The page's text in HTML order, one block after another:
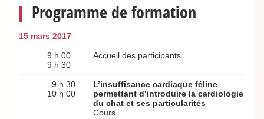
Programme de formation
15 mars 2017
9 h 00
9 h 30
Accueil des participants
9 h 30
10 h 00
L’insuffisance cardiaque féline
permettant d’introduire la cardiologie
du chat et ses particularités
Cours